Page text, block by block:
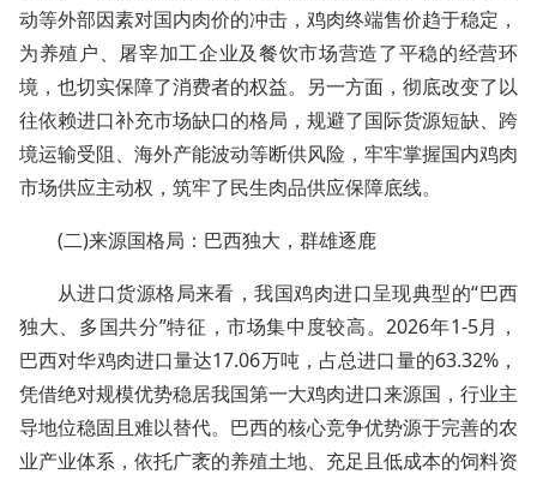
动等外部因素对国内肉价的冲击，鸡肉终端售价趋于稳定，
为养殖户、屠宰加工企业及餐饮市场营造了平稳的经营环
境，也切实保障了消费者的权益。另一方面，彻底改变了以
往依赖进口补充市场缺口的格局，规避了国际货源短缺、跨
境运输受阻、海外产能波动等断供风险，牢牢掌握国内鸡肉
市场供应主动权，筑牢了民生肉品供应保障底线。
(二)来源国格局：巴西独大，群雄逐鹿
从进口货源格局来看，我国鸡肉进口呈现典型的“巴西
独大、多国共分”特征，市场集中度较高。2026年1-5月，
巴西对华鸡肉进口量达17.06万吨，占总进口量的63.32%，
凭借绝对规模优势稳居我国第一大鸡肉进口来源国，行业主
导地位稳固且难以替代。巴西的核心竞争优势源于完善的农
业产业体系，依托广袤的养殖土地、充足且低成本的饲料资